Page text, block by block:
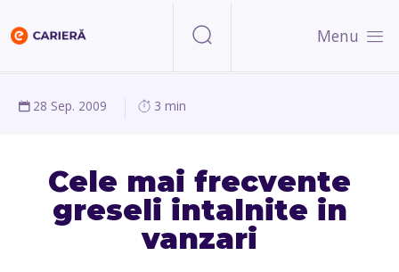
Menu
28 Sep. 2009 3 min
Cele mai frecvente
greseli intalnite in
vanzari